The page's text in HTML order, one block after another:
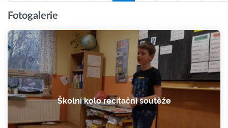
Fotogalerie
Školní kolo recitační soutěže